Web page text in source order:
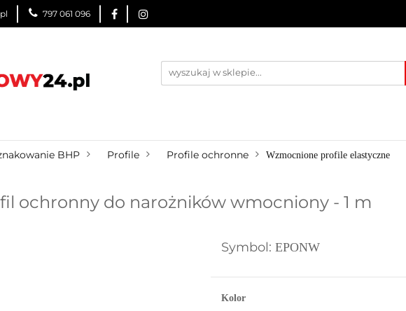
797 061 096
ZNAKI DROGOWE URZĄDZENIA BRD
BHP Profile Profile ochronne Wzmocnione profile elastyczne
ochronny do narożników wmocniony - 1 m
Symbol: EPONW
Kolor